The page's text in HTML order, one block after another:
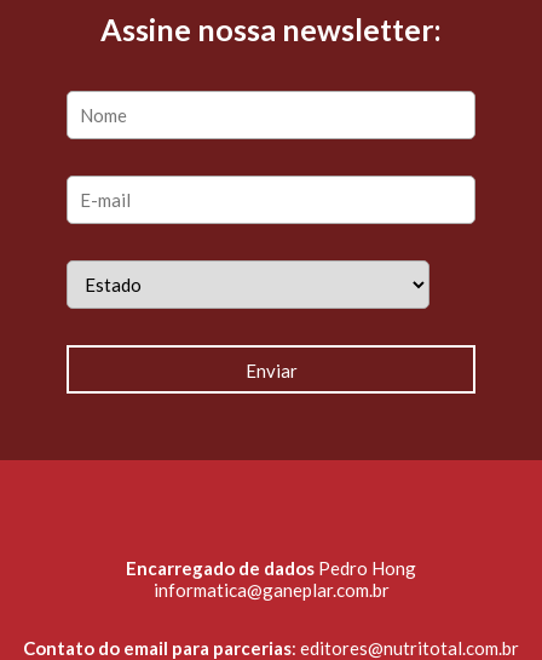
Assine nossa newsletter:
Encarregado de dados Pedro Hong
informatica@ganeplar.com.br
Contato do email para parcerias: editores@nutritotal.com.br